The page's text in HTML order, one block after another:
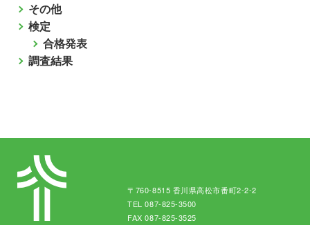
その他
検定
合格発表
調査結果
〒760-8515 香川県高松市番町2-2-2
TEL087-825-3500
FAX 087-825-3525